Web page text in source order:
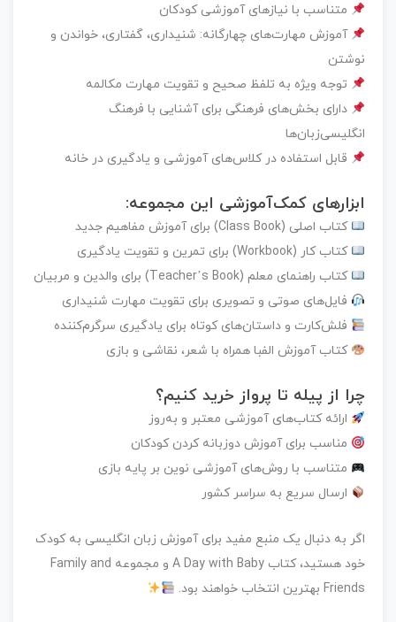
متناسب با نیازهای آموزشی کودکان
آموزش مهارت‌های چهارگانه:شنیداری، گفتاری، خواندن و
نوشتن
توجه ویژه به تلفظ صحیح و تقویت مهارت مکالمه
دارای بخش‌های فرهنگی برای آشنایی با فرهنگ
انگلیسی‌زبان‌ها
قابل استفاده در کلاس‌های آموزشی و یادگیری در خانه
ابزارهای کمک‌آموزشی این مجموعه:
کتاب اصلی (Class Book)
برای آموزش مفاهیم جدید
کتاب کار (Workbook)
برای تمرین و تقویت یادگیری
کتاب راهنمای معلم (Teacher’s Book)
برای والدین و مربیان
فایل‌های صوتی و تصویریبرای تقویت مهارت شنیداری
فلش‌کارت و داستان‌های کوتاه برای یادگیری سرگرم‌کننده
کتاب آموزش الفبا همراه با شعر، نقاشی و بازی
چرا از پیله تا پرواز خرید کنیم؟
ارائه کتاب‌های آموزشی معتبر و به‌روز
مناسب برای آموزش دو‌زبانه کردن کودکان
متناسب با روش‌های آموزشی نوین بر پایه بازی
ارسال سریع به سراسر کشور
اگر به دنبال یک منبع مفید برای آموزش زبان انگلیسی به کودک
خود هستید،
کتاب A Day with Baby و مجموعه Family and
Friends بهترین انتخاب خواهند بود.